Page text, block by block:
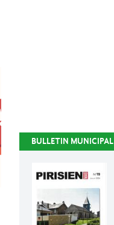
BULLETIN MUNICIPAL